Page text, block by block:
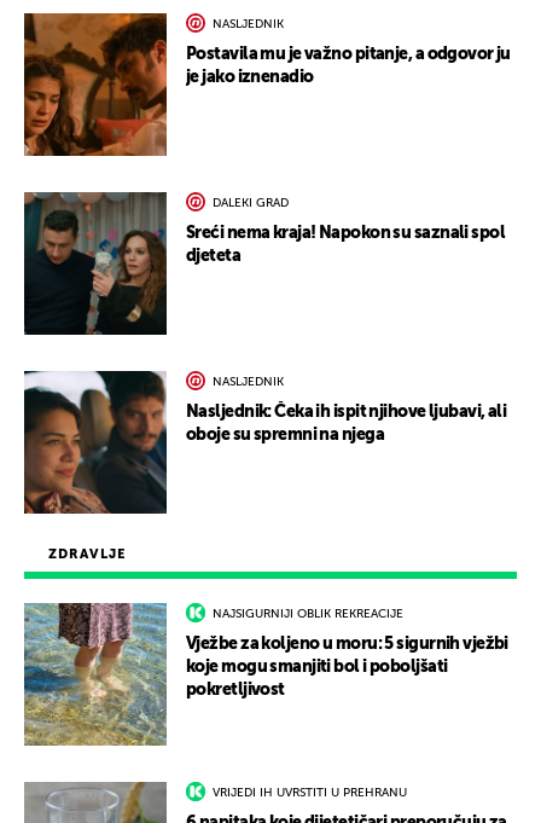
ZDRAVLJE
NAJSIGURNIJI OBLIK REKREACIJE
Vježbe za koljeno u moru: 5 sigurnih vježbi
koje mogu smanjiti bol i poboljšati
pokretljivost
VRIJEDI IH UVRSTITI U PREHRANU
NASLJEDNIK
Postavila mu je važno pitanje, a odgovor ju
je jako iznenadio
DALEKI GRAD
Sreći nema kraja! Napokon su saznali spol
djeteta
NASLJEDNIK
Nasljednik: Čeka ih ispit njihove ljubavi, ali
oboje su spremni na njega